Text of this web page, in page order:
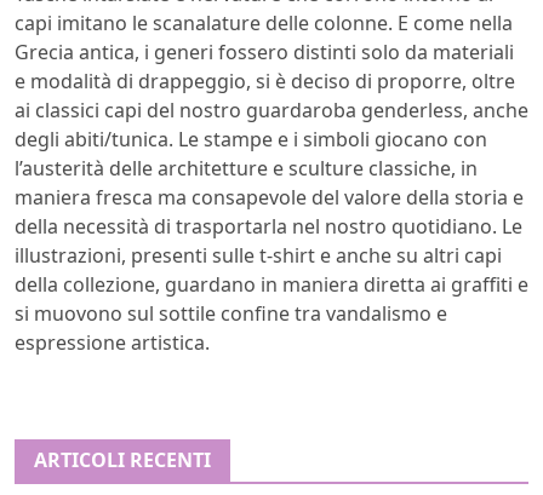
capi imitano le scanalature delle colonne. E come nella
Grecia antica, i generi fossero distinti solo da materiali
e modalità di drappeggio, si è deciso di proporre, oltre
ai classici capi del nostro guardaroba genderless, anche
degli abiti/tunica. Le stampe e i simboli giocano con
l’austerità delle architetture e sculture classiche, in
maniera fresca ma consapevole del valore della storia e
della necessità di trasportarla nel nostro quotidiano. Le
illustrazioni, presenti sulle t-shirt e anche su altri capi
della collezione, guardano in maniera diretta ai graffiti e
si muovono sul sottile confine tra vandalismo e
espressione artistica.
ARTICOLI RECENTI